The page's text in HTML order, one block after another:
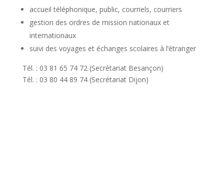
accueil téléphonique, public, courriels, courriers
gestion des ordres de mission nationaux et
internationaux
suivi des voyages et échanges scolaires à l’étranger
Tél. : 03 81 65 74 72 (Secrétariat Besançon)
Tél. : 03 80 44 89 74 (Secrétariat Dijon)